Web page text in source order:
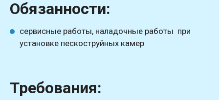
Обязанности:
сервисные работы, наладочные работы при
установке пескоструйных камер
Требования: